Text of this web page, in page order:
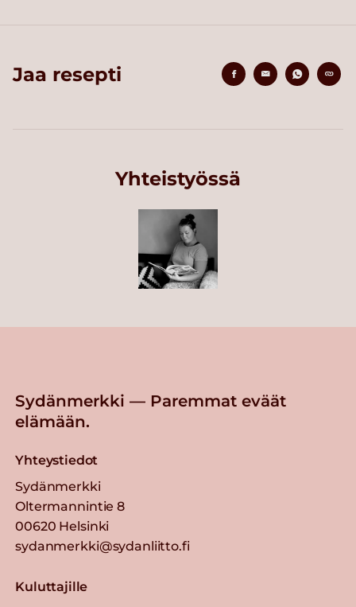
Jaa resepti
Yhteistyössä
Sydänmerkki — Paremmat eväät
elämään.
Yhteystiedot
Sydänmerkki
Oltermannintie 8
00620 Helsinki
sydanmerkki@sydanliitto.fi
Kuluttajille